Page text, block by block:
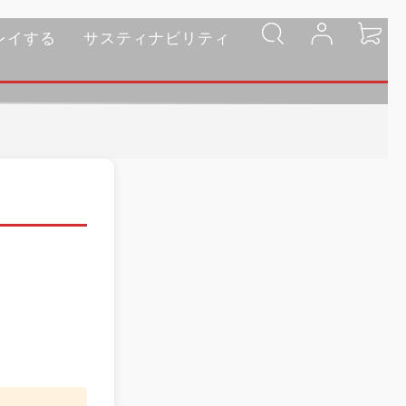
イする サスティナビリティ